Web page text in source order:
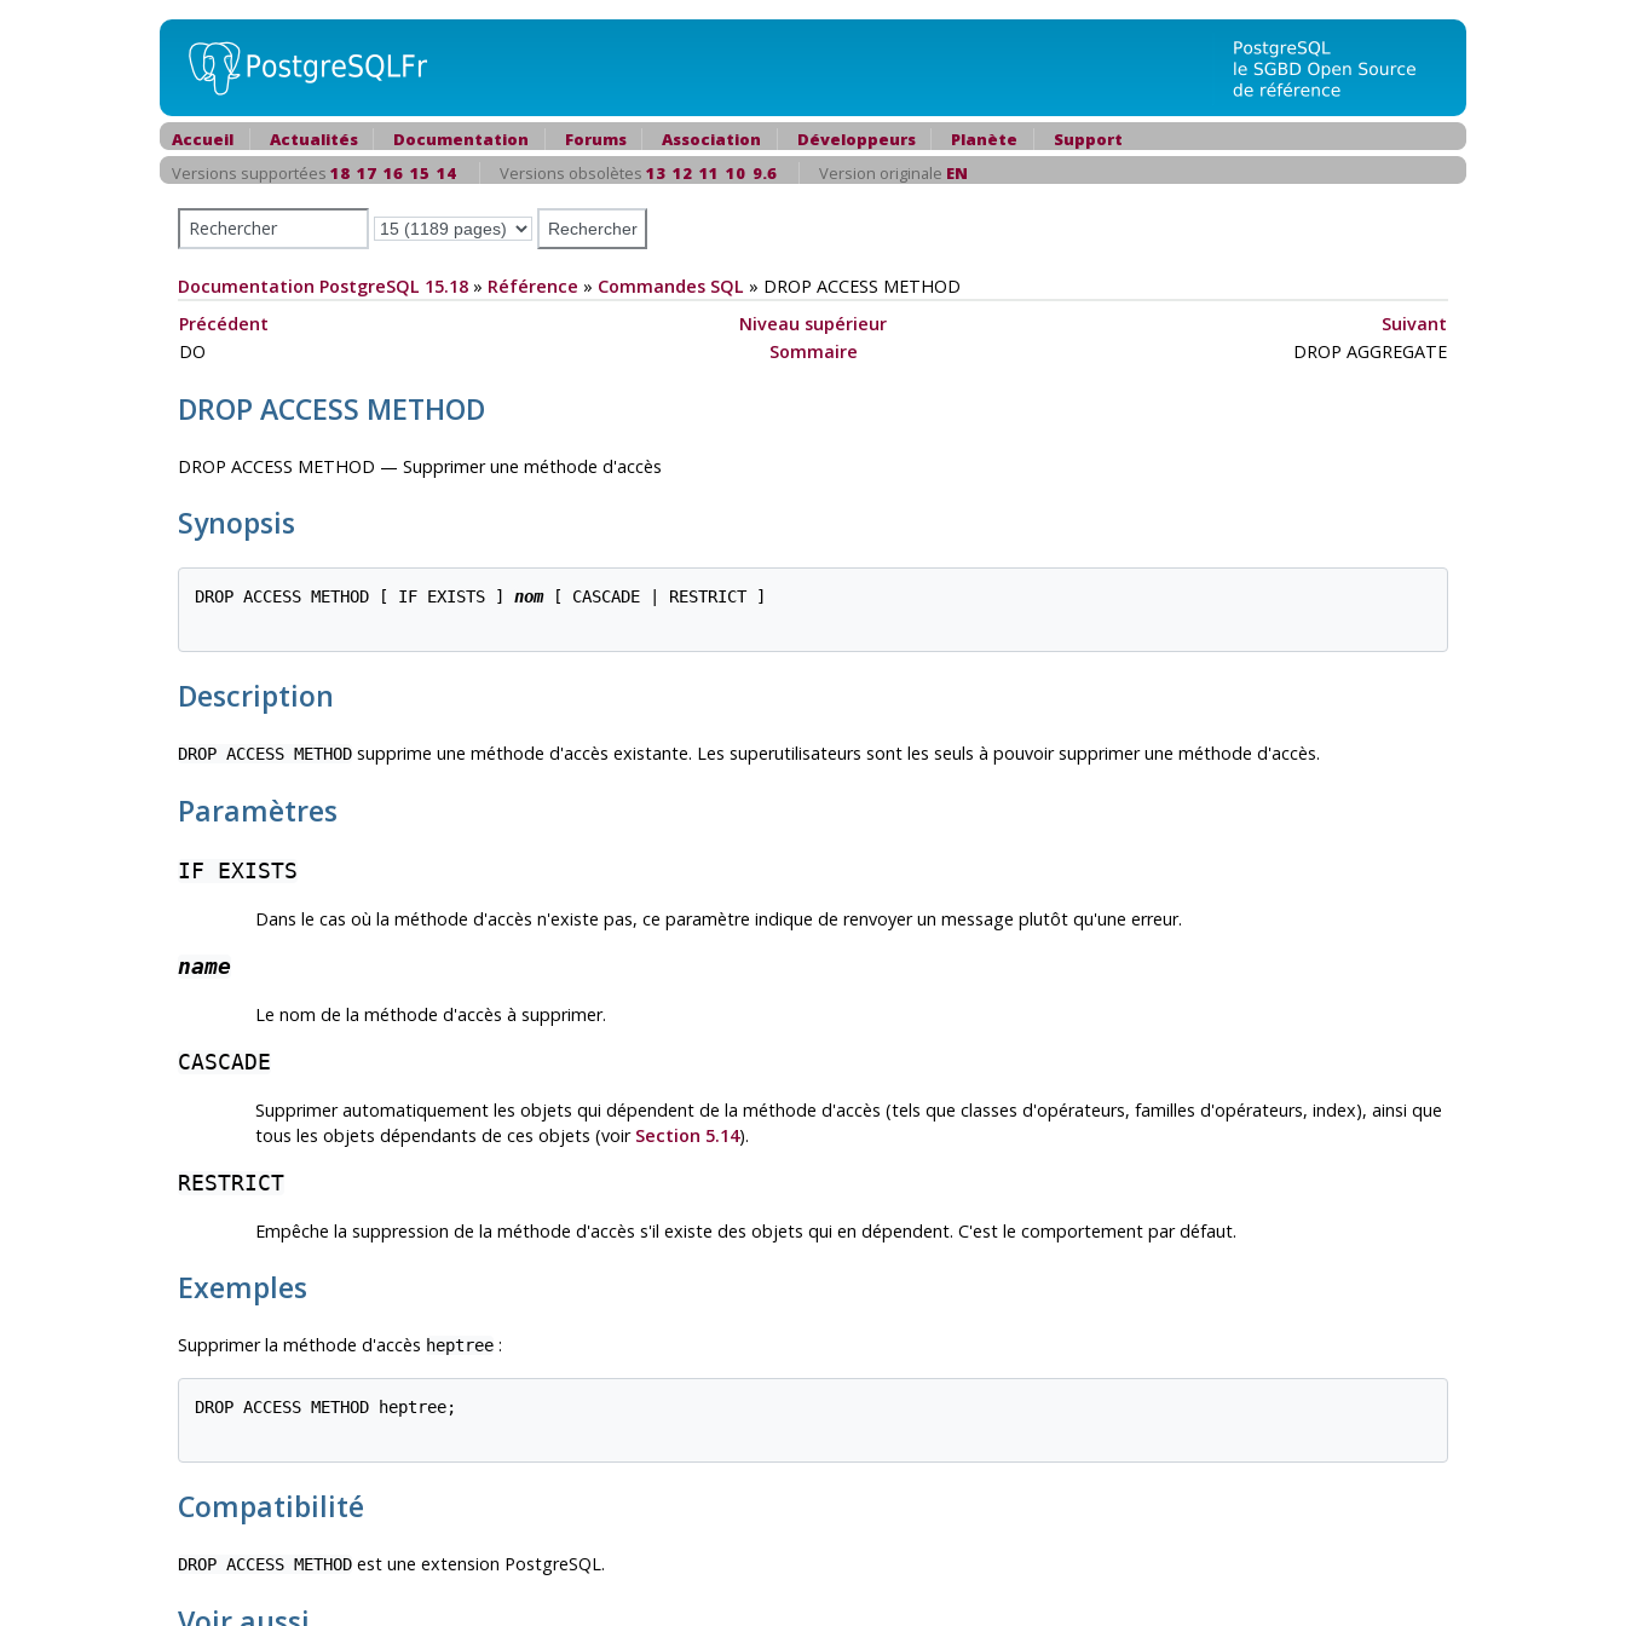
Accueil Actualités Documentation Forums Association Développeurs Planète
Support
Versions supportées 18 17 16 15 14 Versions obsolètes 13 12 11 10 9.6 Version originale EN
Documentation PostgreSQL 15.18 » Référence » Commandes SQL » DROP ACCESS METHOD
Précédent
Niveau supérieur
Suivant
DO
Sommaire DROP AGGREGATE
DROP ACCESS METHOD
DROP ACCESS METHOD — Supprimer une méthode d'accès
Synopsis
DROP ACCESS METHOD [ IF EXISTS ] nom [ CASCADE | RESTRICT ]
Description
DROP ACCESS METHOD supprime une méthode d'accès existante. Les superutilisateurs sont les seuls à pouvoir supprimer une méthode d'accès.
Paramètres
IF EXISTS
Dans le cas où la méthode d'accès n'existe pas, ce paramètre indique de renvoyer un message plutôt qu'une erreur.
name
Le nom de la méthode d'accès à supprimer.
CASCADE
Supprimer automatiquement les objets qui dépendent de la méthode d'accès (tels que classes d'opérateurs, familles d'opérateurs, index), ainsi que
tous les objets dépendants de ces objets (voir Section 5.14).
RESTRICT
Empêche la suppression de la méthode d'accès s'il existe des objets qui en dépendent. C'est le comportement par défaut.
Exemples
Supprimer la méthode d'accès heptree :
DROP ACCESS METHOD heptree;
Compatibilité
DROP ACCESS METHOD est une extension PostgreSQL.